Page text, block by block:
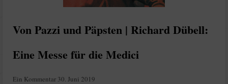
Von Pazzi und Päpsten | Richard Dübell:
Eine Messe für die Medici
Ein Kommentar 30. Juni 2019